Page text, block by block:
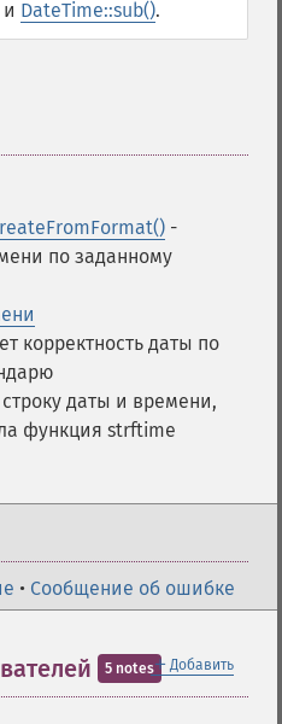
и DateTime::sub().
-
по заданному
корректность даты по
даты и времени,
функция strftime
• Сообщение об ошибке
＋ Добавить
5 notes